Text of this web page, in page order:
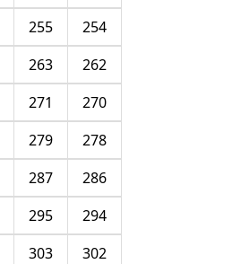
254
255
262
263
270
271
278
279
286
287
294
295
302
303